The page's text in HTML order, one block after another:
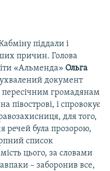
піддали і
причин. Голова
«Альменда» Ольга
документ
громадянам
півострові, і спровокує
для того,
речей була прозорою,
список
цього, за словами
– заборонив все,